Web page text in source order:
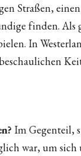
Straßen,
finden. Als
In
Im Gegenteil,
war, um sich